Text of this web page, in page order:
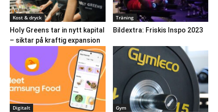
Kost & dryck
Holy Greens tar in nytt kapital
– siktar på kraftig expansion
Träning
Bildextra: Friskis Inspo 2023
Digitalt Gym